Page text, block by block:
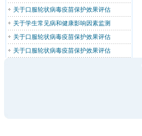
关于口服轮状病毒疫苗保护效果评估
关于学生常见病和健康影响因素监测
关于口服轮状病毒疫苗保护效果评估
关于口服轮状病毒疫苗保护效果评估